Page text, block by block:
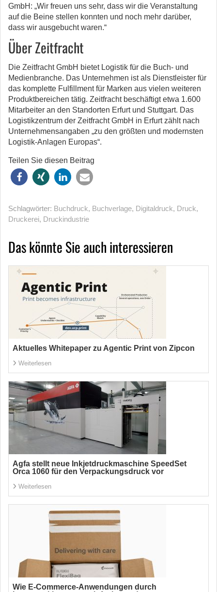
GmbH: „Wir freuen uns sehr, dass wir die Veranstaltung
auf die Beine stellen konnten und noch mehr darüber,
dass wir ausgebucht waren.“
Über Zeitfracht
Die Zeitfracht GmbH bietet Logistik für die Buch- und
Medienbranche. Das Unternehmen ist als Dienstleister für
das komplette Fulfillment für Marken aus vielen weiteren
Produktbereichen tätig. Zeitfracht beschäftigt etwa 1.600
Mitarbeiter an den Standorten Erfurt und Stuttgart. Das
Logistikzentrum der Zeitfracht GmbH in Erfurt zählt nach
Unternehmensangaben „zu den größten und modernsten
Logistik-Anlagen Europas“.
Teilen Sie diesen Beitrag
Schlagwörter: Buchdruck, Buchverlage, Digitaldruck, Druck,
Druckerei, Druckindustrie
Das könnte Sie auch interessieren
Aktuelles Whitepaper zu Agentic Print von Zipcon
Weiterlesen
Agfa stellt neue Inkjetdruckmaschine SpeedSet
Orca 1060 für den Verpackungsdruck vor
Weiterlesen
Wie E-Commerce-Anwendungen durch